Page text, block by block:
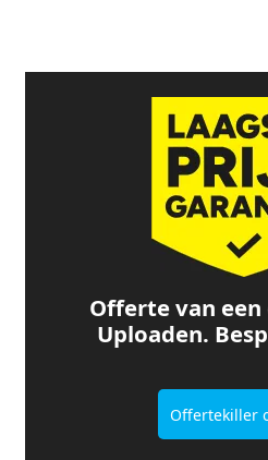
Offerte van
Uploaden.
Offertekiller